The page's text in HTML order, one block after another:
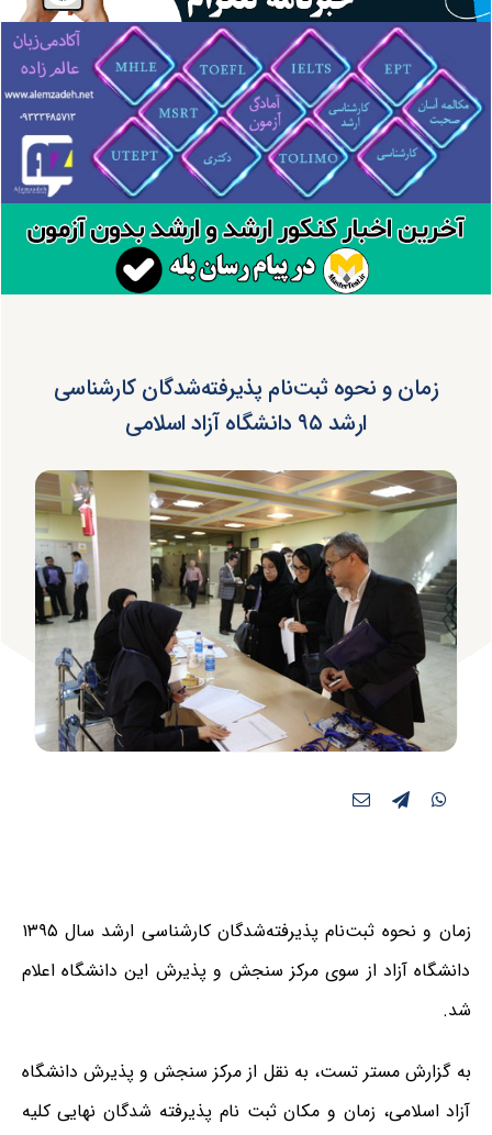
زمان و نحوه ثبت‌نام پذیرفته‌شدگان کارشناسی
ارشد ۹۵ دانشگاه آزاد اسلامی
زمان و نحوه ثبت‌نام پذیرفته‌شدگان کارشناسی ارشد سال ۱۳۹۵
دانشگاه آزاد از سوی مرکز سنجش و پذیرش این دانشگاه اعلام
شد.
به گزارش مستر تست، به نقل از مرکز سنجش و پذیرش دانشگاه
آزاد اسلامی، زمان و مکان ثبت نام پذیرفته شدگان نهایی کلیه